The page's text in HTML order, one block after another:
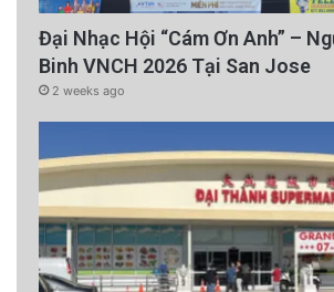
Đại Nhạc Hội “Cám Ơn Anh” –
Binh VNCH 2026 Tại San Jose
2 weeks ago